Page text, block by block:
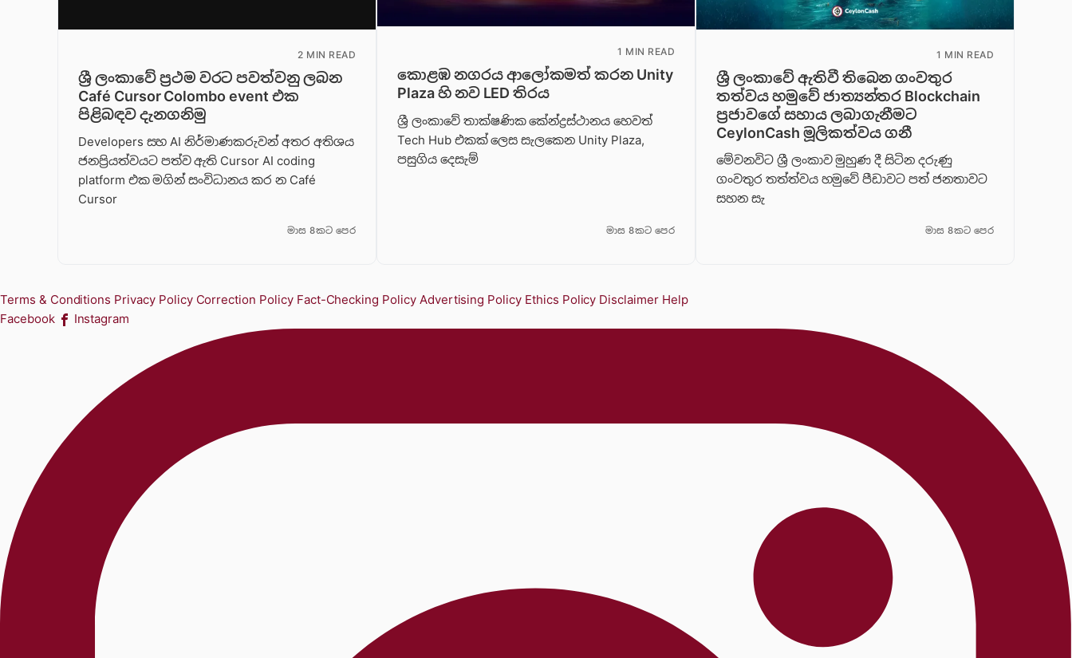
2 MIN READ
ශ්‍රී ලංකාවේ ප්‍රථම වරට පවත්වනු ලබන
Café Cursor Colombo event එක
පිළිබඳව දැනගනිමු
Developers සහ AI නිර්මාණකරුවන් අතර අතිශය
ජනප්‍රියත්වයට පත්ව ඇති Cursor AI coding
platform එක මගින් සංවිධානය කර න Café
Cursor
මාස 8කට පෙර
1 MIN READ
කොළඹ නගරය ආලෝකමත් කරන Unity
Plaza හි නව LED තිරය
ශ්‍රී ලංකාවේ තාක්ෂණික කේන්ද්‍රස්ථානය හෙවත්
Tech Hub එකක් ලෙස සැලකෙන Unity Plaza,
පසුගිය දෙසැම්
මාස 8කට පෙර
1 MIN READ
ශ්‍රී ලංකාවේ ඇතිවී තිබෙන ගංවතුර
තත්වය හමුවේ ජාත්‍යන්තර Blockchain
ප්‍රජාවගේ සහාය ලබාගැනීමට
CeylonCash මූලිකත්වය ග​නී
මේවනවිට ශ්‍රී ලංකාව මුහුණ දී සිටින දරුණු
ගංවතුර තත්ත්වය හමුවේ පීඩාවට පත් ජනතාවට
සහන සැ
මාස 8කට පෙර
Terms & Conditions Privacy Policy Correction Policy Fact-Checking Policy Advertising Policy Ethics Policy Disclaimer Help
Facebook
Instagram